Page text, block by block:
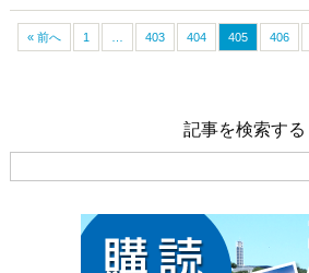
« 前へ 1 403 404 405 406
記事を検索する